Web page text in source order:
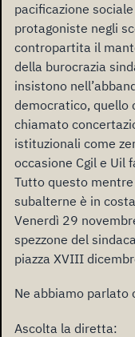
pacificazione
protagoniste negli
contropartita il
della burocrazia
insistono
democratico, quello
chiamato
istituzionali come
occasione Cgil e Uil
Tutto questo
subalterne è in
Venerdì 29
spezzone del
piazza XVIII
Ne abbiamo parlato
Ascolta la diretta: